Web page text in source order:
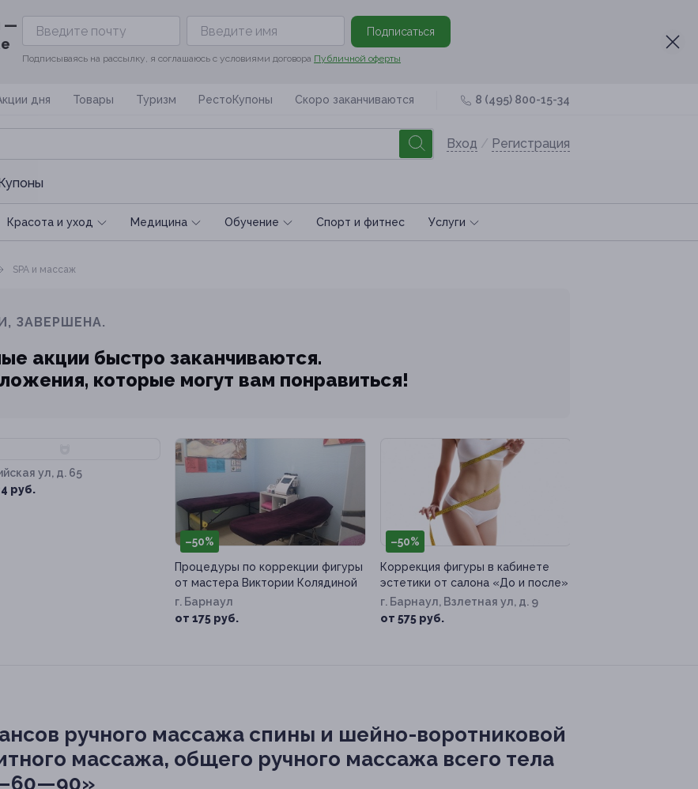
—
Подписаться
Подписываясь на рассылку, я соглашаюсь с условиями договора Публичной оферты
дня Товары Туризм РестоКупоны Скоро заканчиваются 8 (495) 800-15-34
Вход / Регистрация
Красота и уход Медицина Обучение Спoрт и фитнес Услуги
SPA и массаж
ЗАВЕРШЕНА.
акции быстро заканчиваются.
которые могут вам понравиться!
ул, д. 65
руб.
–50%
Процедуры по коррекции фигуры
от мастера Виктории Колядиной
г. Барнаул
от 175 руб.
–50%
Коррекция фигуры в кабинете
эстетики от салона «До и после»
г. Барнаул, Взлетная ул, д. 9
от 575 руб.
ручного массажа спины и шейно-воротниковой
массажа, общего ручного массажа всего тела